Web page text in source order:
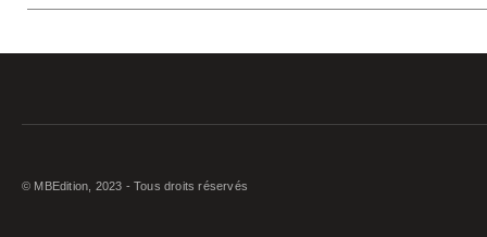
© MBEdition, 2023 - Tous droits réservés